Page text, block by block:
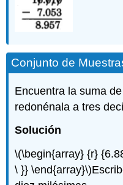
Conjunto de
Encuentra la suma
redonénala a tres
Solución
\(\begin{array} {r}
\ }} \end{array}\)